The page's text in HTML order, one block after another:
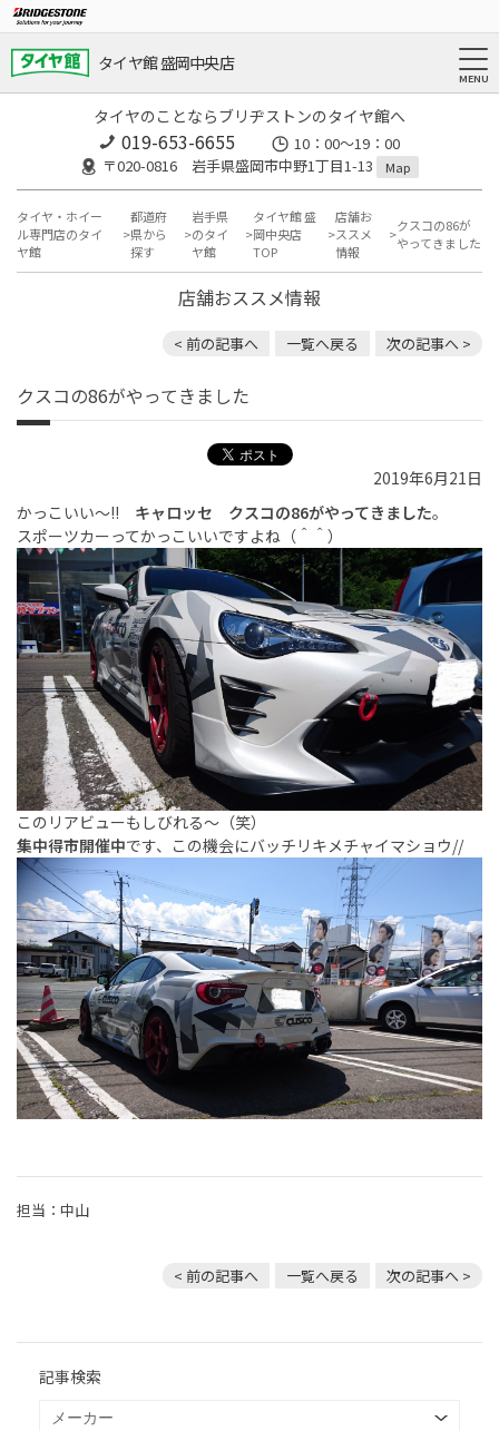
タイヤ館 盛岡中央店
タイヤのことならブリヂストンのタイヤ館へ
019-653-6655
10：00～19：00
〒020-0816 岩手県盛岡市中野1丁目1-13
Map
タイヤ・ホイー
ル専門店のタイ
ヤ館
都道府
県から
探す
岩手県
のタイ
ヤ館
タイヤ館 盛
岡中央店
TOP
店舗お
ススメ
情報
クスコの86が
やってきました
店舗おススメ情報
< 前の記事へ 一覧へ戻る 次の記事へ >
クスコの86がやってきました
2019年6月21日
かっこいい～!! キャロッセ クスコの86がやってきました。
スポーツカーってかっこいいですよね（＾＾）
このリアビューもしびれる～（笑）
集中得市開催中です、この機会にバッチリキメチャイマショウ//
担当：中山
< 前の記事へ 一覧へ戻る 次の記事へ >
記事検索